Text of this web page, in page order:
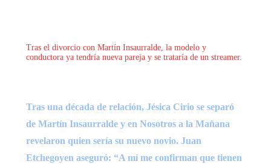
Tras el divorcio con Martín Insaurralde, la modelo y
conductora ya tendría nueva pareja y se trataría de un streamer.
Tras una década de relación, Jésica Cirio se separó
de Martín Insaurralde y en Nosotros a la Mañana
revelaron quien sería su nuevo novio. Juan
Etchegoyen aseguró: “A mí me confirman que tienen